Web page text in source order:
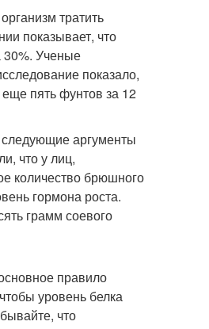
тратить
показывает, что
30%. Ученые
показало,
пять фунтов за 12
аргументы
что у лиц,
количество брюшного
гормона роста.
грамм соевого
правило
уровень белка
что